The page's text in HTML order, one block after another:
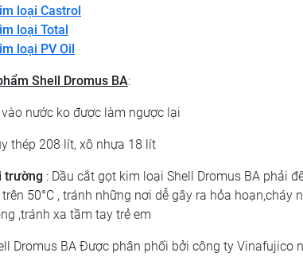
loại Castrol
loại Total
loại PV Oil
Shell Dromus BA:
nước ko được làm ngược lại
thép 208 lít, xô nhựa 18 lít
trường : Dầu cắt gọt kim loại Shell Dromus BA phải
50°C , tránh những nơi dễ gây ra hỏa hoạn,cháy
,tránh xa tầm tay trẻ em
Dromus BA Được phân phối bởi công ty Vinafujico